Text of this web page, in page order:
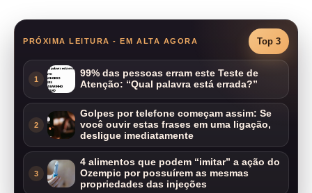
PRÓXIMA LEITURA - EM ALTA AGORA Top 3
1
99% das pessoas erram este Teste de
Atenção: “Qual palavra está errada?”
2
Golpes por telefone começam assim: Se
você ouvir estas frases em uma ligação,
desligue imediatamente
3
4 alimentos que podem “imitar” a ação do
Ozempic por possuírem as mesmas
propriedades das injeções